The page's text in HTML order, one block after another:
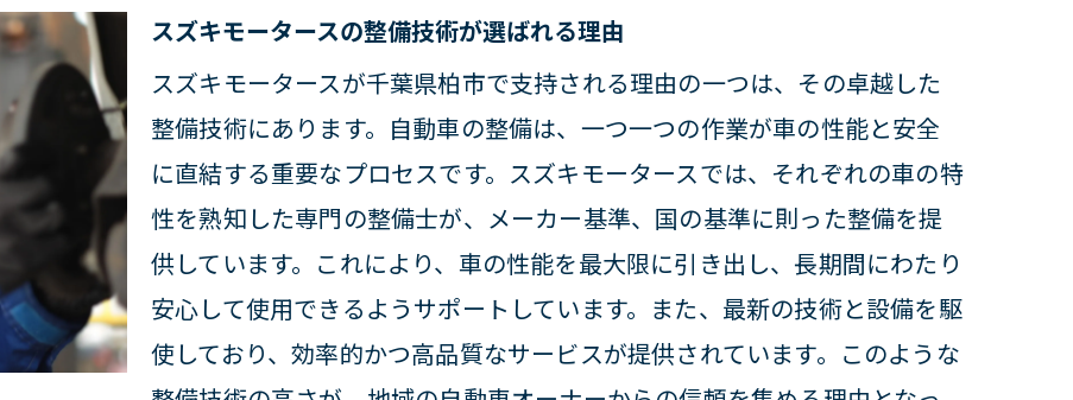
車種から選ぶ新車購入のポイント
スタッフによる購入サポート
も安心のアフターサービス
キャンペーン情報をチェック
験で見るスズキの魅力
押さえておくべき購入手続き
タースで自動車の安心点検と信頼のサポートを体験
検で愛車をベストコンディションに
スズキモータースの整備技術が選ばれる理由
スズキモータースが千葉県柏市で支持される理由の一つは、その卓越した
整備技術にあります。自動車の整備は、一つ一つの作業が車の性能と安全
に直結する重要なプロセスです。スズキモータースでは、それぞれの車の特
性を熟知した専門の整備士が、メーカー基準、国の基準に則った整備を提
供しています。これにより、車の性能を最大限に引き出し、長期間にわたり
安心して使用できるようサポートしています。また、最新の技術と設備を駆
使しており、効率的かつ高品質なサービスが提供されています。このような